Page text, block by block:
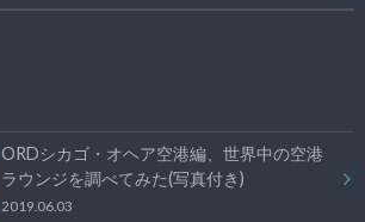
ORDシカゴ・オヘア空港編、世界中の空港
ラウンジを調べてみた(写真付き)
2019.06.03